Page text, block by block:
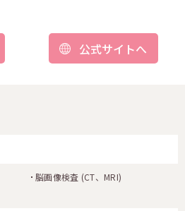
公式サイトへ
脳画像検査 (CT、MRI)